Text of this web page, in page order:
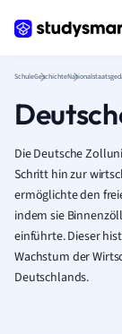
SchuleGeschichte
Die Deutsche
Schritt hin zur
ermöglichte den
indem sie
einführte. Dieser
Wachstum der
Deutschlands.